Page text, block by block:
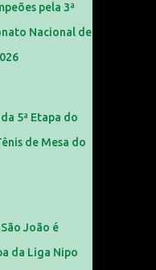
pela 3ª
Nacional de
5ª Etapa do
de Mesa do
João é
da Liga Nipo